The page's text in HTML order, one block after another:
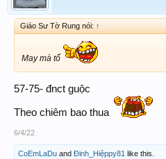
Giáo Sư Tờ Rung nói: ↑
May mà tố
57-75- đnct guộc
Theo chiêm bao thua
6/4/22
CoEmLaDu and Đinh_Hiệppy81 like this.